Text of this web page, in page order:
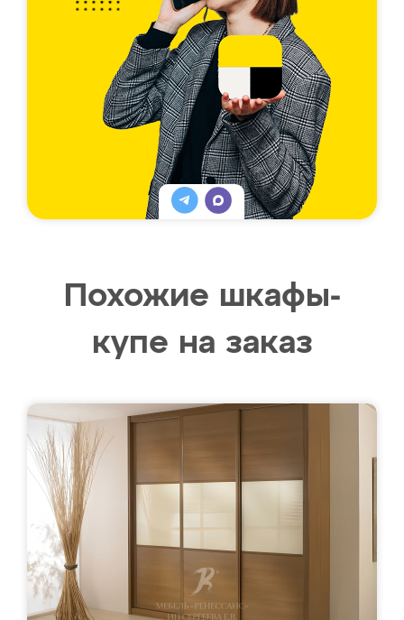
Похожие шкафы-
купе на заказ